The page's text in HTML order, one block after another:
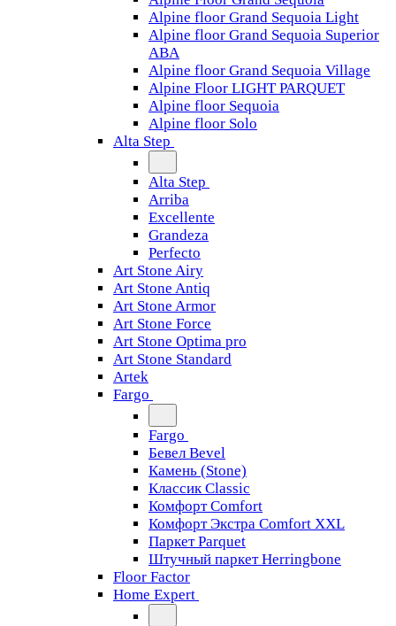
Alpine floor Grand Sequoia Light
Alpine floor Grand Sequoia Superior
ABA
Alpine floor Grand Sequoia Village
Alpine Floor LIGHT PARQUET
Alpine floor Sequoia
Alpine floor Solo
Alta Step
Alta Step
Arriba
Excellente
Grandeza
Perfecto
Art Stone Airy
Art Stone Antiq
Art Stone Armor
Art Stone Force
Art Stone Optima pro
Art Stone Standard
Artek
Fargo
Fargo
Бевел Bevel
Камень (Stone)
Классик Classic
Комфорт Comfort
Комфорт Экстра Comfort XXL
Паркет Parquet
Штучный паркет Herringbone
Floor Factor
Home Expert